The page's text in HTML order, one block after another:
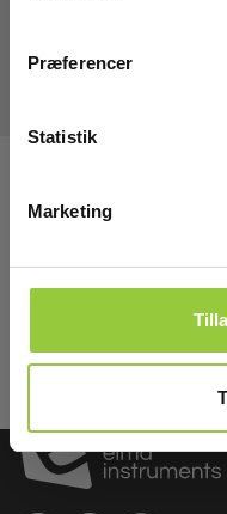
Præferencer
Statistik
Marketing
Hold dig opdateret
Læs mere i voresGDPR